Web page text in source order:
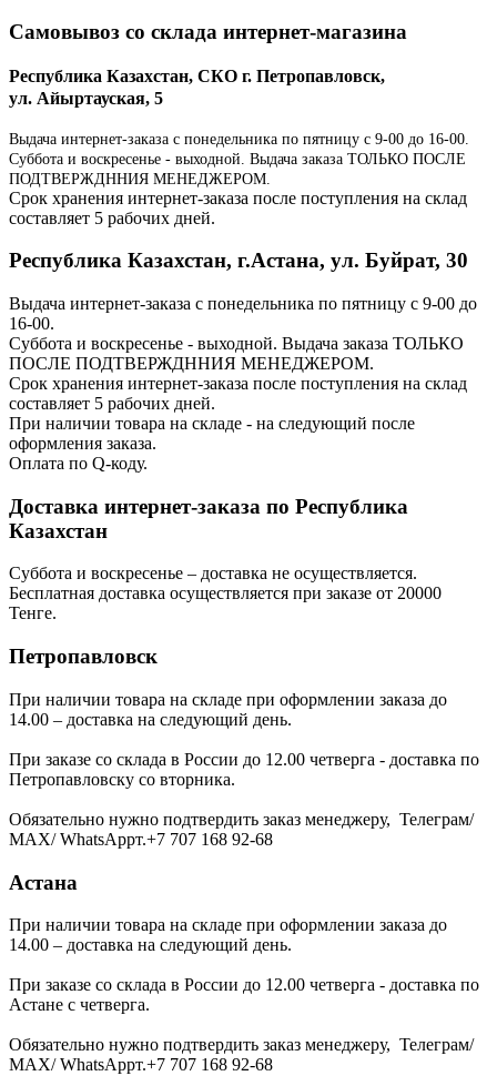
Самовывоз со склада интернет-магазина
Республика Казахстан, СКО г. Петропавловск,
ул. Айыртауская, 5
Выдача интернет-заказа с понедельника по пятницу с 9-00 до 16-00.
Суббота и воскресенье - выходной. Выдача заказа ТОЛЬКО ПОСЛЕ
ПОДТВЕРЖДННИЯ МЕНЕДЖЕРОМ.
Срок хранения интернет-заказа после поступления на склад
составляет 5 рабочих дней.
Республика Казахстан, г.Астана, ул. Буйрат, 30
Выдача интернет-заказа с понедельника по пятницу с 9-00 до
16-00.
Суббота и воскресенье - выходной. Выдача заказа ТОЛЬКО
ПОСЛЕ ПОДТВЕРЖДННИЯ МЕНЕДЖЕРОМ.
Срок хранения интернет-заказа после поступления на склад
составляет 5 рабочих дней.
При наличии товара на складе - на следующий после
оформления заказа.
Оплата по Q-коду.
Доставка интернет-заказа по Республика
Казахстан
Суббота и воскресенье – доставка не осуществляется.
Бесплатная доставка осуществляется при заказе от 20000
Тенге.
Петропавловск
При наличии товара на складе при оформлении заказа до
14.00 – доставка на следующий день.
При заказе со склада в России до 12.00 четверга - доставка по
Петропавловску со вторника.
Обязательно нужно подтвердить заказ менеджеру, Телеграм/
МАХ/ WhatsAppт.+7 707 168 92-68
Астана
При наличии товара на складе при оформлении заказа до
14.00 – доставка на следующий день.
При заказе со склада в России до 12.00 четверга - доставка по
Астане с четверга.
Обязательно нужно подтвердить заказ менеджеру, Телеграм/
МАХ/ WhatsAppт.+7 707 168 92-68